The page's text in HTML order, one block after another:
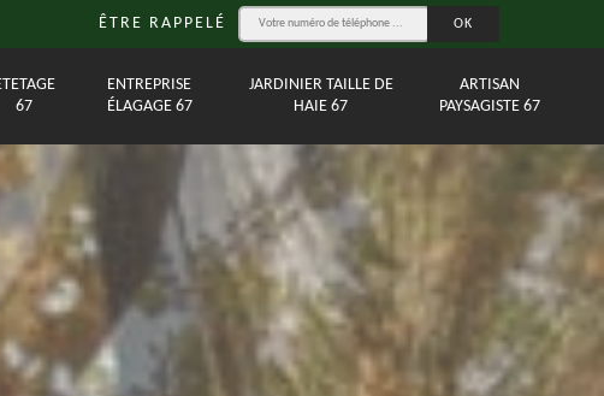
ÊTRE RAPPELÉ
67
ENTREPRISE
ÉLAGAGE 67
JARDINIER TAILLE DE
HAIE 67
ARTISAN
PAYSAGISTE 67